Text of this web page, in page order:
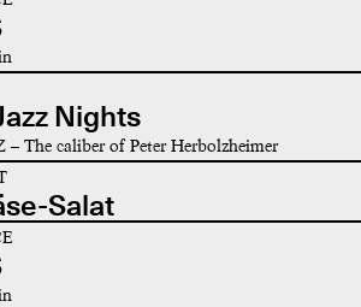
Nights
The caliber of Peter Herbolzheimer
Salat